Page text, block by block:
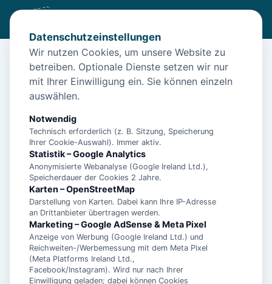
Diese Unterkunft ist aktuell nicht
buchbar
Unterkünfte in der Nähe
"Entspannen Sie in der charmanten
Ferienwohnung Gulfhof Dreybült in
Neßmersiel!"
"Erholsamer Familienurlaub im Gulfhof
Dreybült: Natur, Komfort und Spaß!"
Datenschutzeinstellungen
Wir nutzen Cookies, um unsere Website zu
betreiben. Optionale Dienste setzen wir nur
mit Ihrer Einwilligung ein. Sie können einzeln
auswählen.
Notwendig
Technisch erforderlich (z. B. Sitzung, Speicherung
Ihrer Cookie-Auswahl). Immer aktiv.
Statistik – Google Analytics
Anonymisierte Webanalyse (Google Ireland Ltd.),
Speicherdauer der Cookies 2 Jahre.
Karten – OpenStreetMap
Darstellung von Karten. Dabei kann Ihre IP-Adresse
an Drittanbieter übertragen werden.
Marketing – Google AdSense & Meta Pixel
Anzeige von Werbung (Google Ireland Ltd.) und
Reichweiten-/Werbemessung mit dem Meta Pixel
(Meta Platforms Ireland Ltd.,
Facebook/Instagram). Wird nur nach Ihrer
Einwilligung geladen; dabei können Cookies